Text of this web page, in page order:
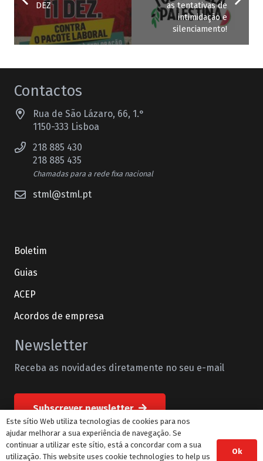
DEZ
as tentativas de
intimidação e
silenciamento!
Contactos
Rua de São Lázaro, 66, 1.°
1150-333 Lisboa
218 885 430
218 885 435
Chamadas para a rede fixa nacional
stml@stml.pt
Boletim
Guias
ACEP
Acordos de empresa
Newsletter
Receba as novidades diretamente no seu e-mail
Subscrever newsletter
© STML Todos os direitos reservados
Este sítio Web utiliza tecnologias de cookies para nos
ajudar melhorar a sua experiência de navegação. Se
continuar a utilizar este sítio, está a concordar com a sua
utilização. This website uses cookie technologies to help us
Ok